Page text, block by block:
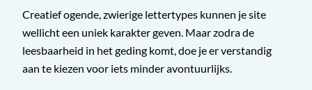
Creatief ogende, zwierige lettertypes kunnen je site
wellicht een uniek karakter geven. Maar zodra de
leesbaarheid in het geding komt, doe je er verstandig
aan te kiezen voor iets minder avontuurlijks.